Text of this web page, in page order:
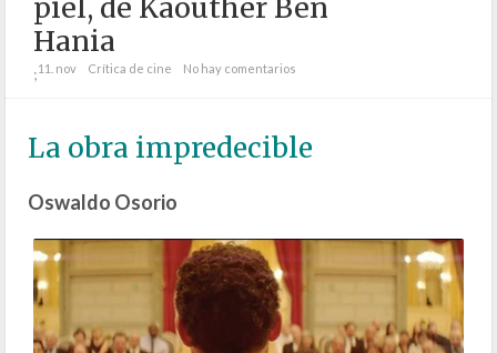
piel, de Kaouther Ben
Hania
;11. nov Crítica de cine No hay comentarios
La obra impredecible
Oswaldo Osorio